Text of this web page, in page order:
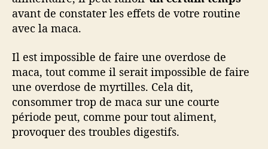
avant de constater les effets de votre routine
avec la maca.
Il est impossible de faire une overdose de
maca, tout comme il serait impossible de faire
une overdose de myrtilles. Cela dit,
consommer trop de maca sur une courte
période peut, comme pour tout aliment,
provoquer des troubles digestifs.